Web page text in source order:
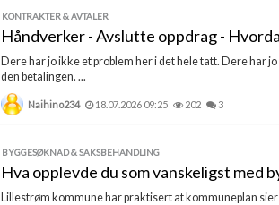
KONTRAKTER & AVTALER
Håndverker - Avslutte oppdrag -
Dere har jo ikke et problem her i det hele tatt. Dere har
den betalingen. ...
Naihino234 18.07.2026 09:25 202 3
BYGGESØKNAD & SAKSBEHANDLING
Hva opplevde du som vanskeligst med
Lillestrøm kommune har praktisert at kommuneplan